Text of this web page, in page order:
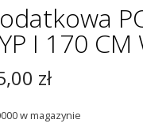
I 170 CM
zł
w magazynie